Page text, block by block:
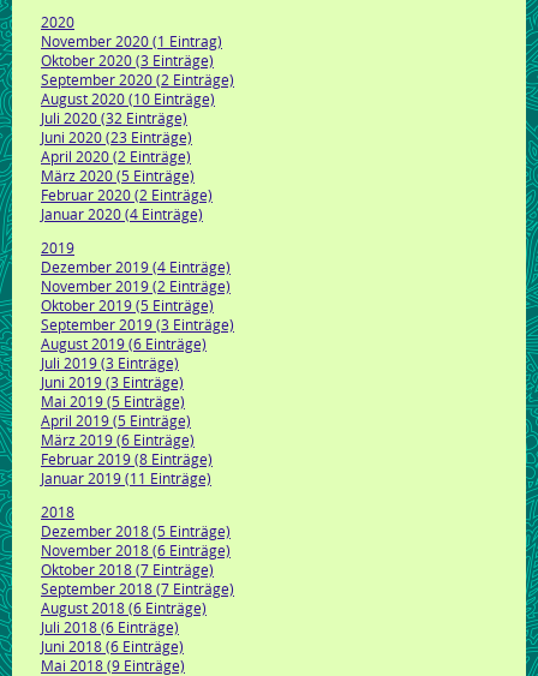
2020
November 2020 (1 Eintrag)
Oktober 2020 (3 Einträge)
September 2020 (2 Einträge)
August 2020 (10 Einträge)
Juli 2020 (32 Einträge)
Juni 2020 (23 Einträge)
April 2020 (2 Einträge)
März 2020 (5 Einträge)
Februar 2020 (2 Einträge)
Januar 2020 (4 Einträge)
2019
Dezember 2019 (4 Einträge)
November 2019 (2 Einträge)
Oktober 2019 (5 Einträge)
September 2019 (3 Einträge)
August 2019 (6 Einträge)
Juli 2019 (3 Einträge)
Juni 2019 (3 Einträge)
Mai 2019 (5 Einträge)
April 2019 (5 Einträge)
März 2019 (6 Einträge)
Februar 2019 (8 Einträge)
Januar 2019 (11 Einträge)
2018
Dezember 2018 (5 Einträge)
November 2018 (6 Einträge)
Oktober 2018 (7 Einträge)
September 2018 (7 Einträge)
August 2018 (6 Einträge)
Juli 2018 (6 Einträge)
Juni 2018 (6 Einträge)
Mai 2018 (9 Einträge)